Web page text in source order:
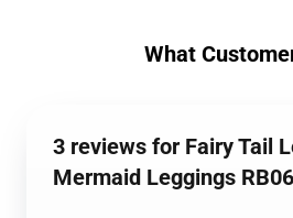
What
3 reviews for Fairy Tail
Mermaid Leggings